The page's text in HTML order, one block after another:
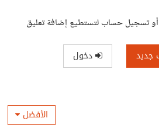
تسجيل حساب لتستطيع إضافة تعليق
جديد دخول
الأفضل